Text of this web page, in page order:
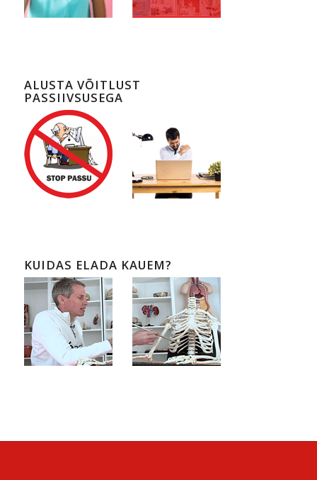
ALUSTA VÕITLUST
PASSIIVSUSEGA
KUIDAS ELADA KAUEM?